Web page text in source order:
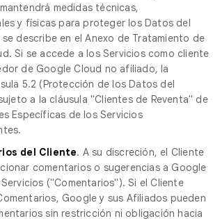
medidas técnicas,
y físicas para proteger los Datos del
describe en el Anexo de Tratamiento de
Si se accede a los Servicios como cliente
de Google Cloud no afiliado, la
5.2 (Protección de los Datos del
a la cláusula "Clientes de Reventa" de
Específicas de los Servicios
del Cliente. A su discreción, el Cliente
comentarios o sugerencias a Google
("Comentarios"). Si el Cliente
Google y sus Afiliados pueden
sin restricción ni obligación hacia